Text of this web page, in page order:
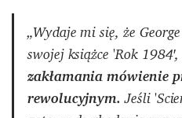
„Wydaje mi się, że
swojej książce 'Rok
zakłamania mówienie
rewolucyjnym. Jeśli